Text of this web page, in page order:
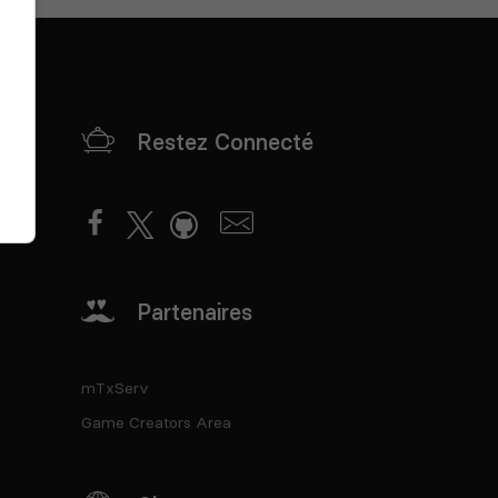
Restez Connecté
Partenaires
mTxServ
Game Creators Area